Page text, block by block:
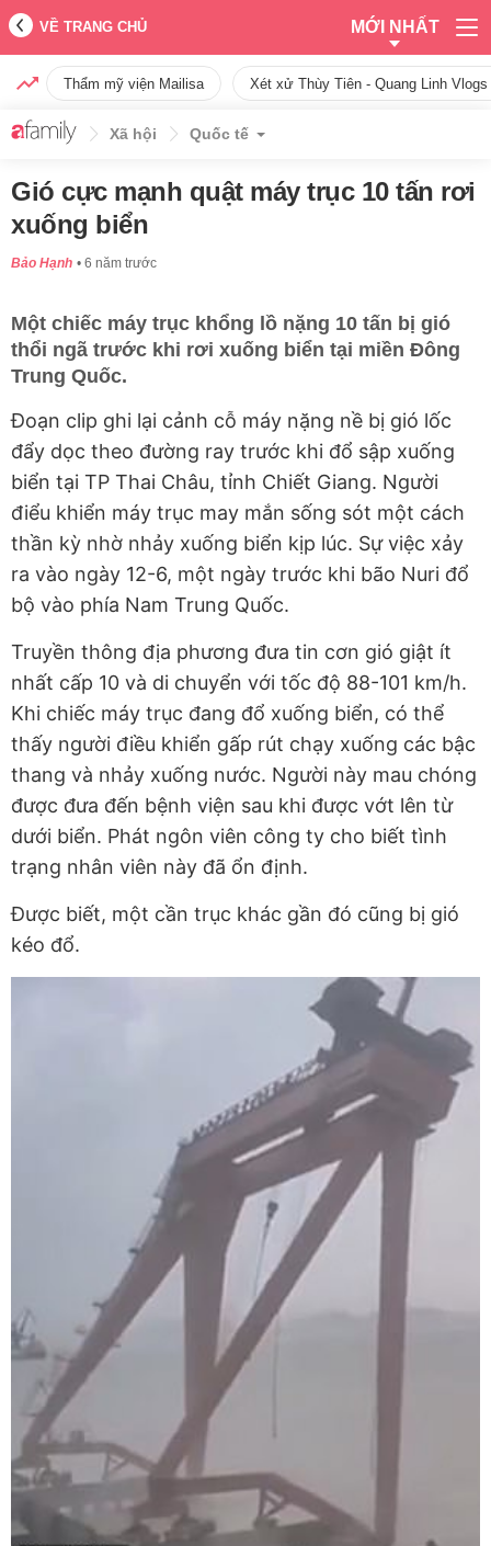
VỀ TRANG CHỦ MỚI NHẤT
Thẩm mỹ viện Mailisa Xét xử Thùy Tiên - Quang Linh
Xã hội Quốc tế
Gió cực mạnh quật máy trục 10 tấn rơi
xuống biển
Bảo Hạnh 6 năm trước
Một chiếc máy trục khổng lồ nặng 10 tấn bị gió
thổi ngã trước khi rơi xuống biển tại miền Đông
Trung Quốc.
Đoạn clip ghi lại cảnh cỗ máy nặng nề bị gió lốc
đẩy dọc theo đường ray trước khi đổ sập xuống
biển tại TP Thai Châu, tỉnh Chiết Giang. Người
điểu khiển máy trục may mắn sống sót một cách
thần kỳ nhờ nhảy xuống biển kịp lúc. Sự việc xảy
ra vào ngày 12-6, một ngày trước khi bão Nuri đổ
bộ vào phía Nam Trung Quốc.
Truyền thông địa phương đưa tin cơn gió giật ít
nhất cấp 10 và di chuyển với tốc độ 88-101 km/h.
Khi chiếc máy trục đang đổ xuống biển, có thể
thấy người điều khiển gấp rút chạy xuống các bậc
thang và nhảy xuống nước. Người này mau chóng
được đưa đến bệnh viện sau khi được vớt lên từ
dưới biển. Phát ngôn viên công ty cho biết tình
trạng nhân viên này đã ổn định.
Được biết, một cần trục khác gần đó cũng bị gió
kéo đổ.